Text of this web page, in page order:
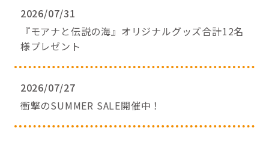
2026/07/31
『モアナと伝説の海』オリジナルグッズ合計12名
様プレゼント
2026/07/27
衝撃のSUMMER SALE開催中！